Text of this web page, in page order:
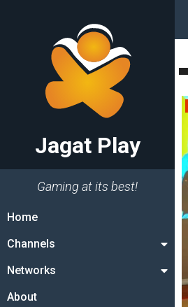
Jagat Play
Gaming at its best!
Home
Channels
Networks
About